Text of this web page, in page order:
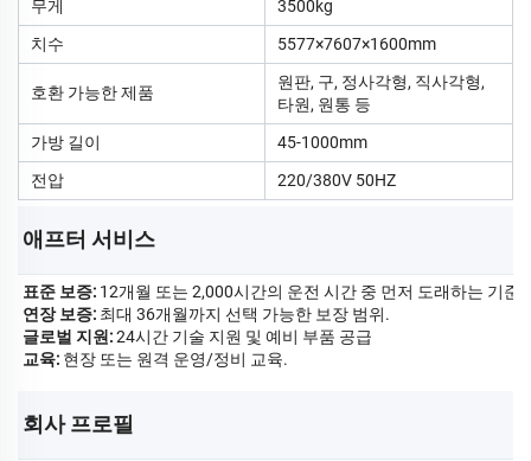
무게
3500kg
치수
5577×7607×1600mm
호환 가능한 제품
원판, 구, 정사각형, 직사각형,
타원, 원통 등
가방 길이
45-1000mm
전압
220/380V 50HZ
애프터 서비스
표준 보증: 12개월 또는 2,000시간의 운전 시간 중 먼저 도래하는 기준.
연장 보증: 최대 36개월까지 선택 가능한 보장 범위.
글로벌 지원:24시간 기술 지원 및 예비 부품 공급
교육: 현장 또는 원격 운영/정비 교육.
회사 프로필